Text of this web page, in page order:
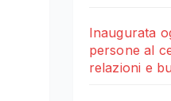
Inaugurata
persone al
relazioni e